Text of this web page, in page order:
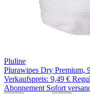
Pluline
Plurawipes Dry Premium,
Verkaufspreis: 9,49 €
Abonnement Sofort